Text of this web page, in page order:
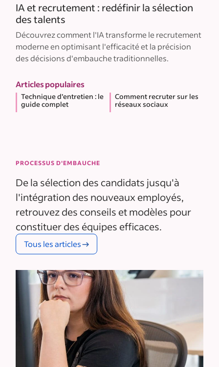
IA et recrutement : redéfinir la sélection
des talents
Découvrez comment l'IA transforme le recrutement
moderne en optimisant l'efficacité et la précision
des décisions d'embauche traditionnelles.
Articles populaires
Technique d’entretien : le
guide complet
Comment recruter sur les
réseaux sociaux
PROCESSUS D'EMBAUCHE
De la sélection des candidats jusqu'à
l'intégration des nouveaux employés,
retrouvez des conseils et modèles pour
constituer des équipes efficaces.
Tous les articles